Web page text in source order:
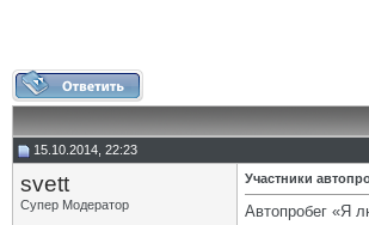
15.10.2014, 22:23
svett
Супер Модератор
Участники
Автопробег «Я